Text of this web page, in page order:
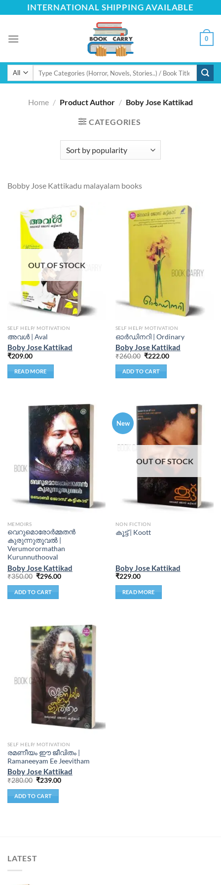
to
INTERNATIONAL SHIPPING AVAILABLE
0
Search
Home / Product Author / Boby Jose Kattikad
CATEGORIES
Bobby Jose Kattikadu malayalam books
OUT OF STOCK
SELF HELP/ MOTIVATION
അവൾ | Aval
Boby Jose Kattikad
₹209.00
READ MORE
SELF HELP/ MOTIVATION
ഓര്‍ഡിനറി | Ordinary
Boby Jose Kattikad
₹260.00 ₹222.00
ADD TO CART
MEMOIRS
വെറുമൊരോർമ്മതൻ
കുരുന്നുതൂവൽ |
Verumorormathan
Kurunnuthooval
Boby Jose Kattikad
₹350.00 ₹296.00
ADD TO CART
New
OUT OF STOCK
NON FICTION
കൂട്ട് | Koott
Boby Jose Kattikad
₹229.00
READ MORE
SELF HELP/ MOTIVATION
രമണീയം ഈ ജീവിതം |
Ramaneeyam Ee Jeevitham
Boby Jose Kattikad
₹280.00 ₹239.00
ADD TO CART
LATEST